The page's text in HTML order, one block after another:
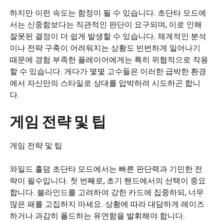
하지만 이런 속도는 함정이 될 수 있습니다. 초단타 모드에
서는 신중함보다는 직관적인 판단이 요구되며, 이로 인해
잘못된 결정이 더 쉽게 발생할 수 있습니다. 체계적인 분석
이나 전략 구축이 어려워지는 상황도 빈번하게 일어나기
때문에 경험 부족한 플레이어에게는 특히 위협적으로 작용
할 수 있습니다. 게다가 몇몇 고수들은 이러한 급박한 환경
에서 자신만의 스타일로 상대를 압박하려 시도하곤 합니
다.
게임 전략 및 팁
게임 전략 및 팁
와일드 홀덤 초단타 모드에서는 빠른 판단력과 기민한 전
략이 필수입니다. 첫 번째로, 초기 핸드에서의 선택이 중요
합니다. 블라인드를 고려하여 강한 카드에 집중하되, 너무
많은 패를 고집하지 마세요. 상황에 따라 대담하게 레이즈
하거나 과감히 폴드하는 유연함을 발휘해야 합니다.